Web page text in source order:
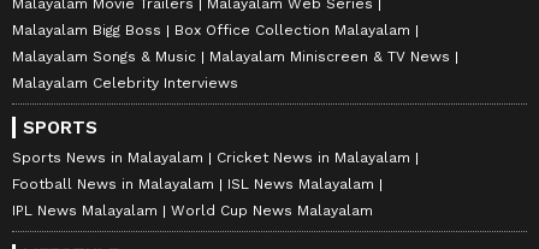
Malayalam Bigg Boss
Box Office Collection Malayalam
Malayalam Songs & Music
Malayalam Miniscreen & TV News
Malayalam Celebrity Interviews
SPORTS
Sports News in Malayalam
Cricket News in Malayalam
Football News in Malayalam
ISL News Malayalam
IPL News Malayalam
World Cup News Malayalam